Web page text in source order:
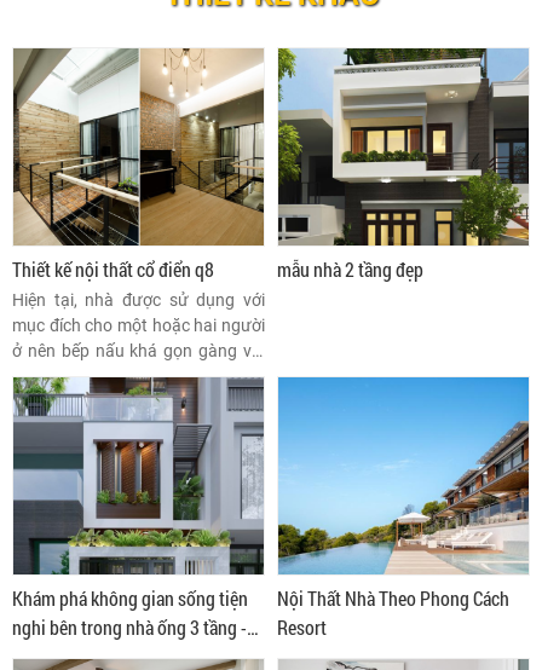
Thiết kế nội thất cổ điển q8
Hiện tại, nhà được sử dụng với
mục đích cho một hoặc hai người
ở nên bếp nấu khá gọn gàng với
thiết kế đá mài giản dị.
mẫu nhà 2 tầng đẹp
Khám phá không gian sống tiện
nghi bên trong nhà ống 3 tầng -
nhà anh Giang ở Bình Thạnh
Nội Thất Nhà Theo Phong Cách
Resort